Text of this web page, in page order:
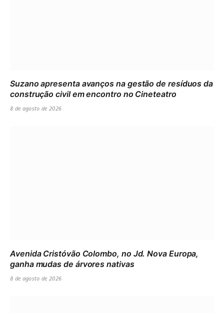
Suzano apresenta avanços na gestão de resíduos da
construção civil em encontro no Cineteatro
8 de agosto de 2026
Avenida Cristóvão Colombo, no Jd. Nova Europa,
ganha mudas de árvores nativas
8 de agosto de 2026